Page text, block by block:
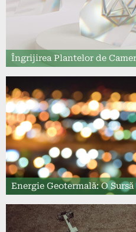
Îngrijirea Plantelor de
Energie Geotermală: O